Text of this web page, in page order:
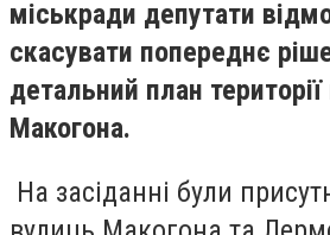
міськради депутати
скасувати попереднє
детальний план
Макогона.
На засіданні були